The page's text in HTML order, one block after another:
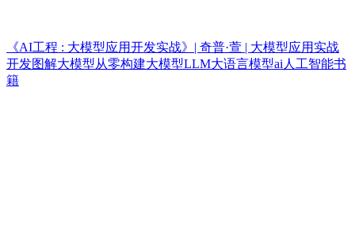
《AI工程 : 大模型应用开发实战》| 奇普·萱 | 大模型应用实战
开发图解大模型从零构建大模型LLM大语言模型ai人工智能书
籍